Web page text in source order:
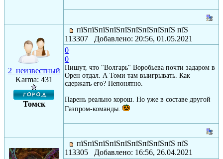
2_неизвестный
Karma: 431
Томск
пїЅпїЅпїЅпїЅпїЅпїЅпїЅпїЅпїЅ пїЅ
113307 Добавлено: 20:56, 01.05.2021
0
0
Пишут, что "Волгарь" Воробьева почти задаром в
Орен отдал. А Томи там выигрывать. Как
сдержать его? Непонятно.
Парень реально хорош. Но уже в составе другой
Газпром-команды.
пїЅпїЅпїЅпїЅпїЅпїЅпїЅпїЅпїЅ пїЅ
113305 Добавлено: 16:56, 26.04.2021